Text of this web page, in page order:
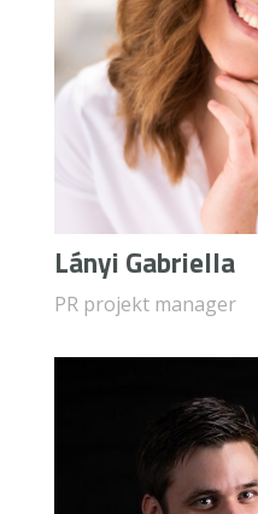
Lányi Gabriella
PR projekt manager